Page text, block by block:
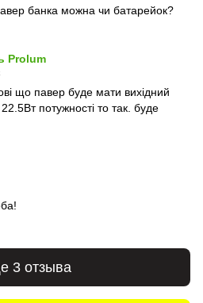
банка можна чи батарейок?
Prolum
що павер буде мати вихідний
потужності то так. буде
3 отзыва